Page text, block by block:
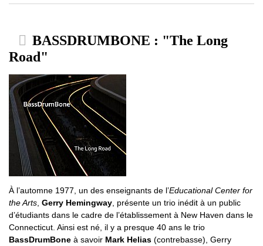
BASSDRUMBONE : "The Long
Road"
À l’automne 1977, un des enseignants de l’Educational Center for
the Arts, Gerry Hemingway, présente un trio inédit à un public
d’étudiants dans le cadre de l’établissement à New Haven dans le
Connecticut. Ainsi est né, il y a presque 40 ans le trio
BassDrumBone à savoir Mark Helias (contrebasse), Gerry